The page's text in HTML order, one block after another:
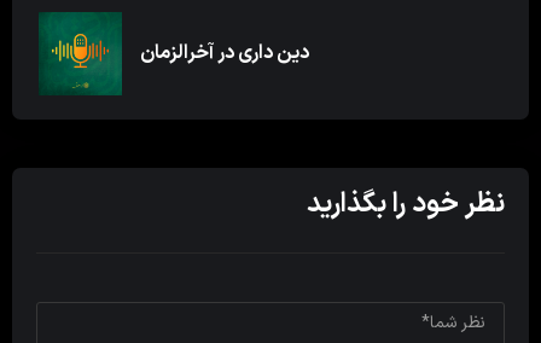
دین داری در آخرالزمان
نظر خود را بگذارید